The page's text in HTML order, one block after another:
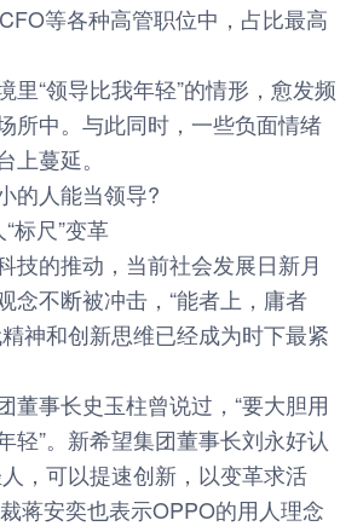
等各种高管职位中，占比最高
“领导比我年轻”的情形，愈发频
所中。与此同时，一些负面情绪
蔓延。
的人能当领导?
标尺”变革
的推动，当前社会发展日新月
念不断被冲击，“能者上，庸者
神和创新思维已经成为时下最紧
事长史玉柱曾说过，“要大胆用
轻”。新希望集团董事长刘永好认
，可以提速创新，以变革求活
蒋安奕也表示OPPO的用人理念